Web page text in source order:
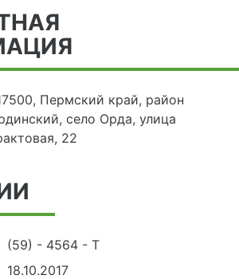
Пермский край, район
село Орда, улица
22
(59) - 4564 - Т
18.10.2017